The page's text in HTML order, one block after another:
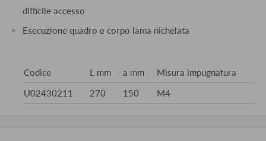
difficile accesso
Esecuzione quadro e corpo lama nichelata
Codice L mm a mm
Misura impugnatura
U02430211
270 150 M4